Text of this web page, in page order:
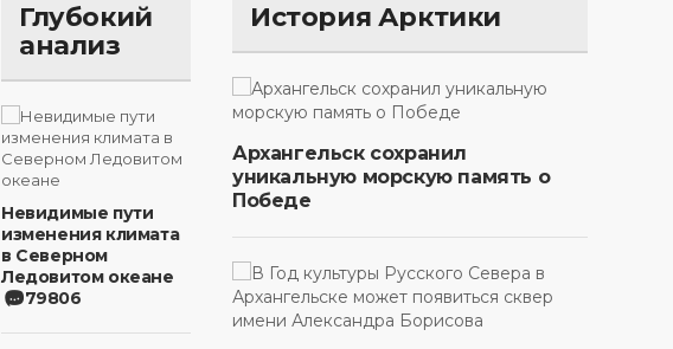
Глубокий
анализ
Невидимые пути
изменения климата
в Северном
Ледовитом океане
79806
История Арктики
Архангельск сохранил
уникальную морскую память о
Победе